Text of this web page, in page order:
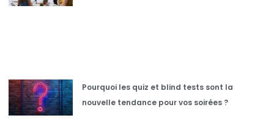
Pourquoi les quiz et blind tests sont la
nouvelle tendance pour vos soirées ?